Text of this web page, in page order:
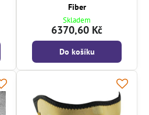
Fiber
Skladem
6370,60 Kč
Do košíku